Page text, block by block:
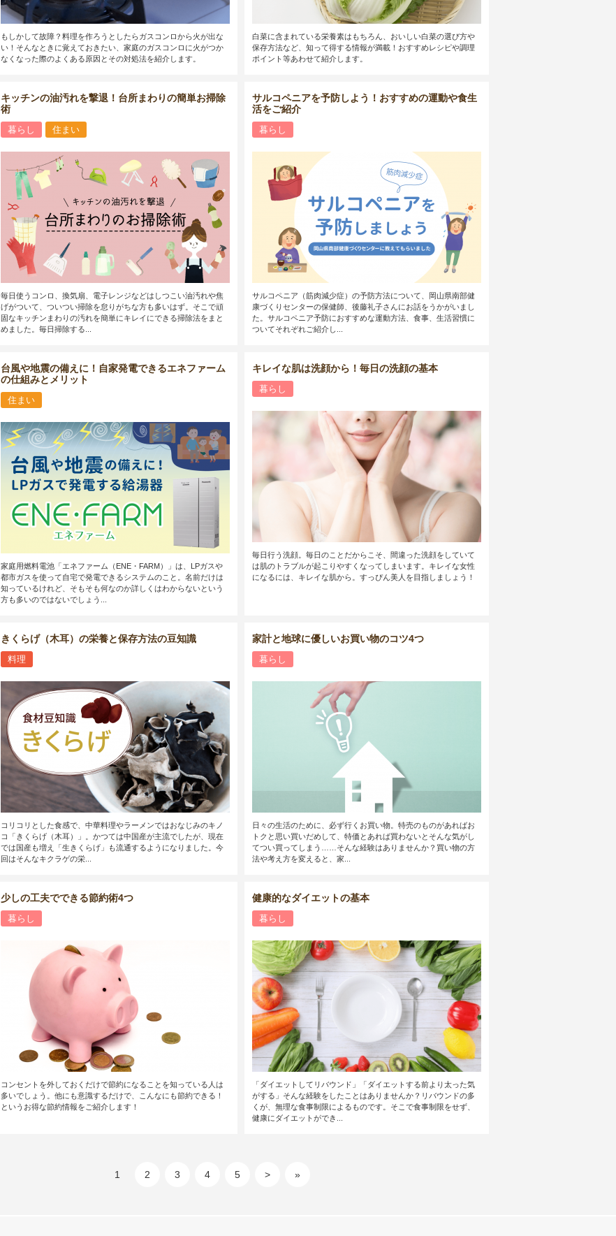
もしかして故障？料理を作ろうとしたらガスコンロから火が出な
い！そんなときに覚えておきたい、家庭のガスコンロに火がつか
なくなった際のよくある原因とその対処法を紹介します。
白菜に含まれている栄養素はもちろん、おいしい白菜の選び方や
保存方法など、知って得する情報が満載！おすすめレシピや調理
ポイント等あわせて紹介します。
キッチンの油汚れを撃退！台所まわりの簡単お掃除
術
暮らし 住まい
毎日使うコンロ、換気扇、電子レンジなどはしつこい油汚れや焦
げがついて、ついつい掃除を怠りがちな方も多いはず。そこで頑
固なキッチンまわりの汚れを簡単にキレイにできる掃除法をまと
めました。毎日掃除する...
サルコペニアを予防しよう！おすすめの運動や食生
活をご紹介
暮らし
サルコペニア（筋肉減少症）の予防方法について、岡山県南部健
康づくりセンターの保健師、後藤礼子さんにお話をうかがいまし
た。サルコペニア予防におすすめな運動方法、食事、生活習慣に
ついてそれぞれご紹介し...
台風や地震の備えに！自家発電できるエネファーム
の仕組みとメリット
住まい
家庭用燃料電池「エネファーム（ENE・FARM）」は、LPガスや
都市ガスを使って自宅で発電できるシステムのこと。名前だけは
知っているけれど、そもそも何なのか詳しくはわからないという
方も多いのではないでしょう...
キレイな肌は洗顔から！毎日の洗顔の基本
暮らし
毎日行う洗顔。毎日のことだからこそ、間違った洗顔をしていて
は肌のトラブルが起こりやすくなってしまいます。キレイな女性
になるには、キレイな肌から。すっぴん美人を目指しましょう！
きくらげ（木耳）の栄養と保存方法の豆知識
料理
コリコリとした食感で、中華料理やラーメンではおなじみのキノ
コ「きくらげ（木耳）」。かつては中国産が主流でしたが、現在
では国産も増え「生きくらげ」も流通するようになりました。今
回はそんなキクラゲの栄...
家計と地球に優しいお買い物のコツ4つ
暮らし
日々の生活のために、必ず行くお買い物。特売のものがあればお
トクと思い買いだめして、特価とあれば買わないとそんな気がし
てつい買ってしまう……そんな経験はありませんか？買い物の方
法や考え方を変えると、家...
少しの工夫でできる節約術4つ
暮らし
コンセントを外しておくだけで節約になることを知っている人は
多いでしょう。他にも意識するだけで、こんなにも節約できる！
というお得な節約情報をご紹介します！
健康的なダイエットの基本
暮らし
「ダイエットしてリバウンド」「ダイエットする前より太った気
がする」そんな経験をしたことはありませんか？リバウンドの多
くが、無理な食事制限によるものです。そこで食事制限をせず、
健康にダイエットができ...
1 2 3 4 5 > »